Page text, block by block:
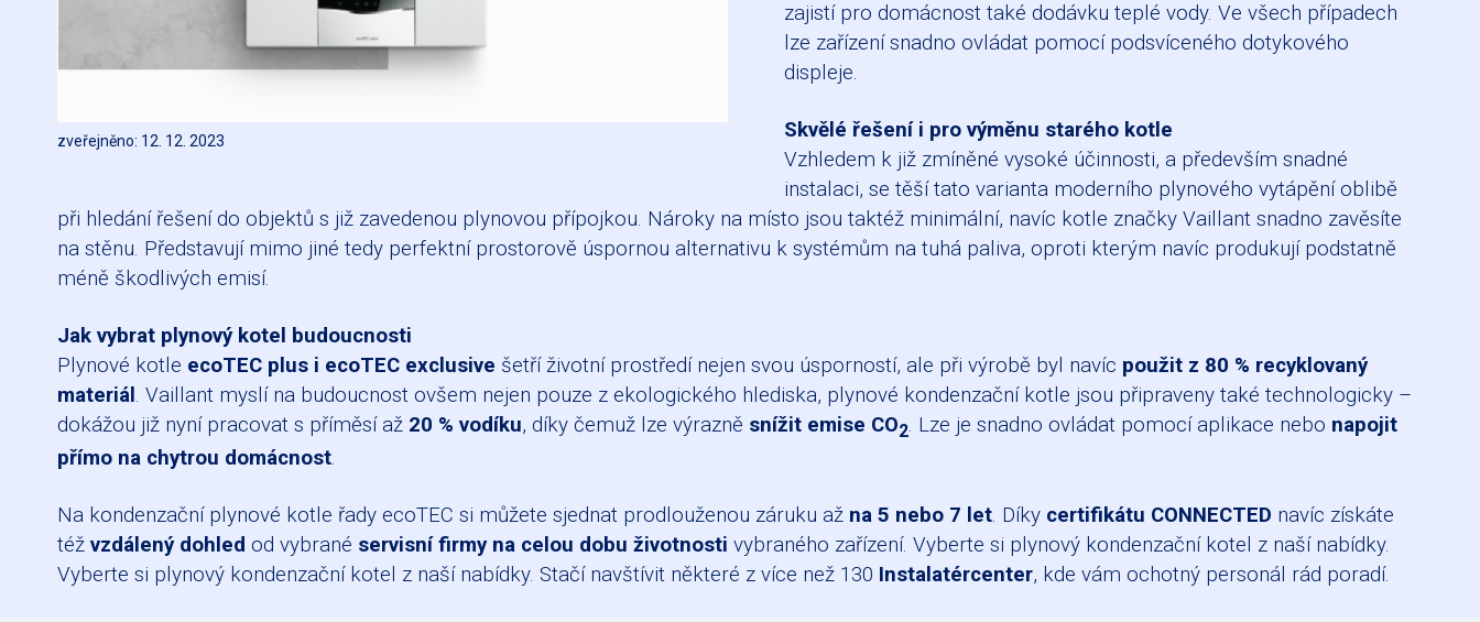
zveřejněno: 12. 12. 2023
zajistí pro domácnost také dodávku teplé vody. Ve všech případech
lze zařízení snadno ovládat pomocí podsvíceného dotykového
displeje.
Skvělé řešení i pro výměnu starého kotle
Vzhledem k již zmíněné vysoké účinnosti, a především snadné
instalaci, se těší tato varianta moderního plynového vytápění oblibě
při hledání řešení do objektů s již zavedenou plynovou přípojkou. Nároky na místo jsou taktéž minimální, navíc kotle značky Vaillant snadno zavěsíte
na stěnu. Představují mimo jiné tedy perfektní prostorově úspornou alternativu k systémům na tuhá paliva, oproti kterým navíc produkují podstatně
méně škodlivých emisí.
Jak vybrat plynový kotel budoucnosti
Plynové kotle ecoTEC plus i ecoTEC exclusive šetří životní prostředí nejen svou úsporností, ale při výrobě byl navíc použit z 80 % recyklovaný
materiál . Vaillant myslí na budoucnost ovšem nejen pouze z ekologického hlediska, plynové kondenzační kotle jsou připraveny také technologicky –
dokážou již nyní pracovat s příměsí až 20 % vodíku, díky čemuž lze výrazně snížit emise CO2. Lze je snadno ovládat pomocí aplikace nebo napojit
přímo na chytrou domácnost.
Na kondenzační plynové kotle řady ecoTEC si můžete sjednat prodlouženou záruku až na 5 nebo 7 let. Díky certifikátu CONNECTED navíc získáte
též vzdálený dohled od vybrané servisní firmy na celou dobu životnosti vybraného zařízení. Vyberte si plynový kondenzační kotel z naší nabídky.
Vyberte si plynový kondenzační kotel z naší nabídky. Stačí navštívit některé z více než 130 Instalatércenter, kde vám ochotný personál rád poradí.